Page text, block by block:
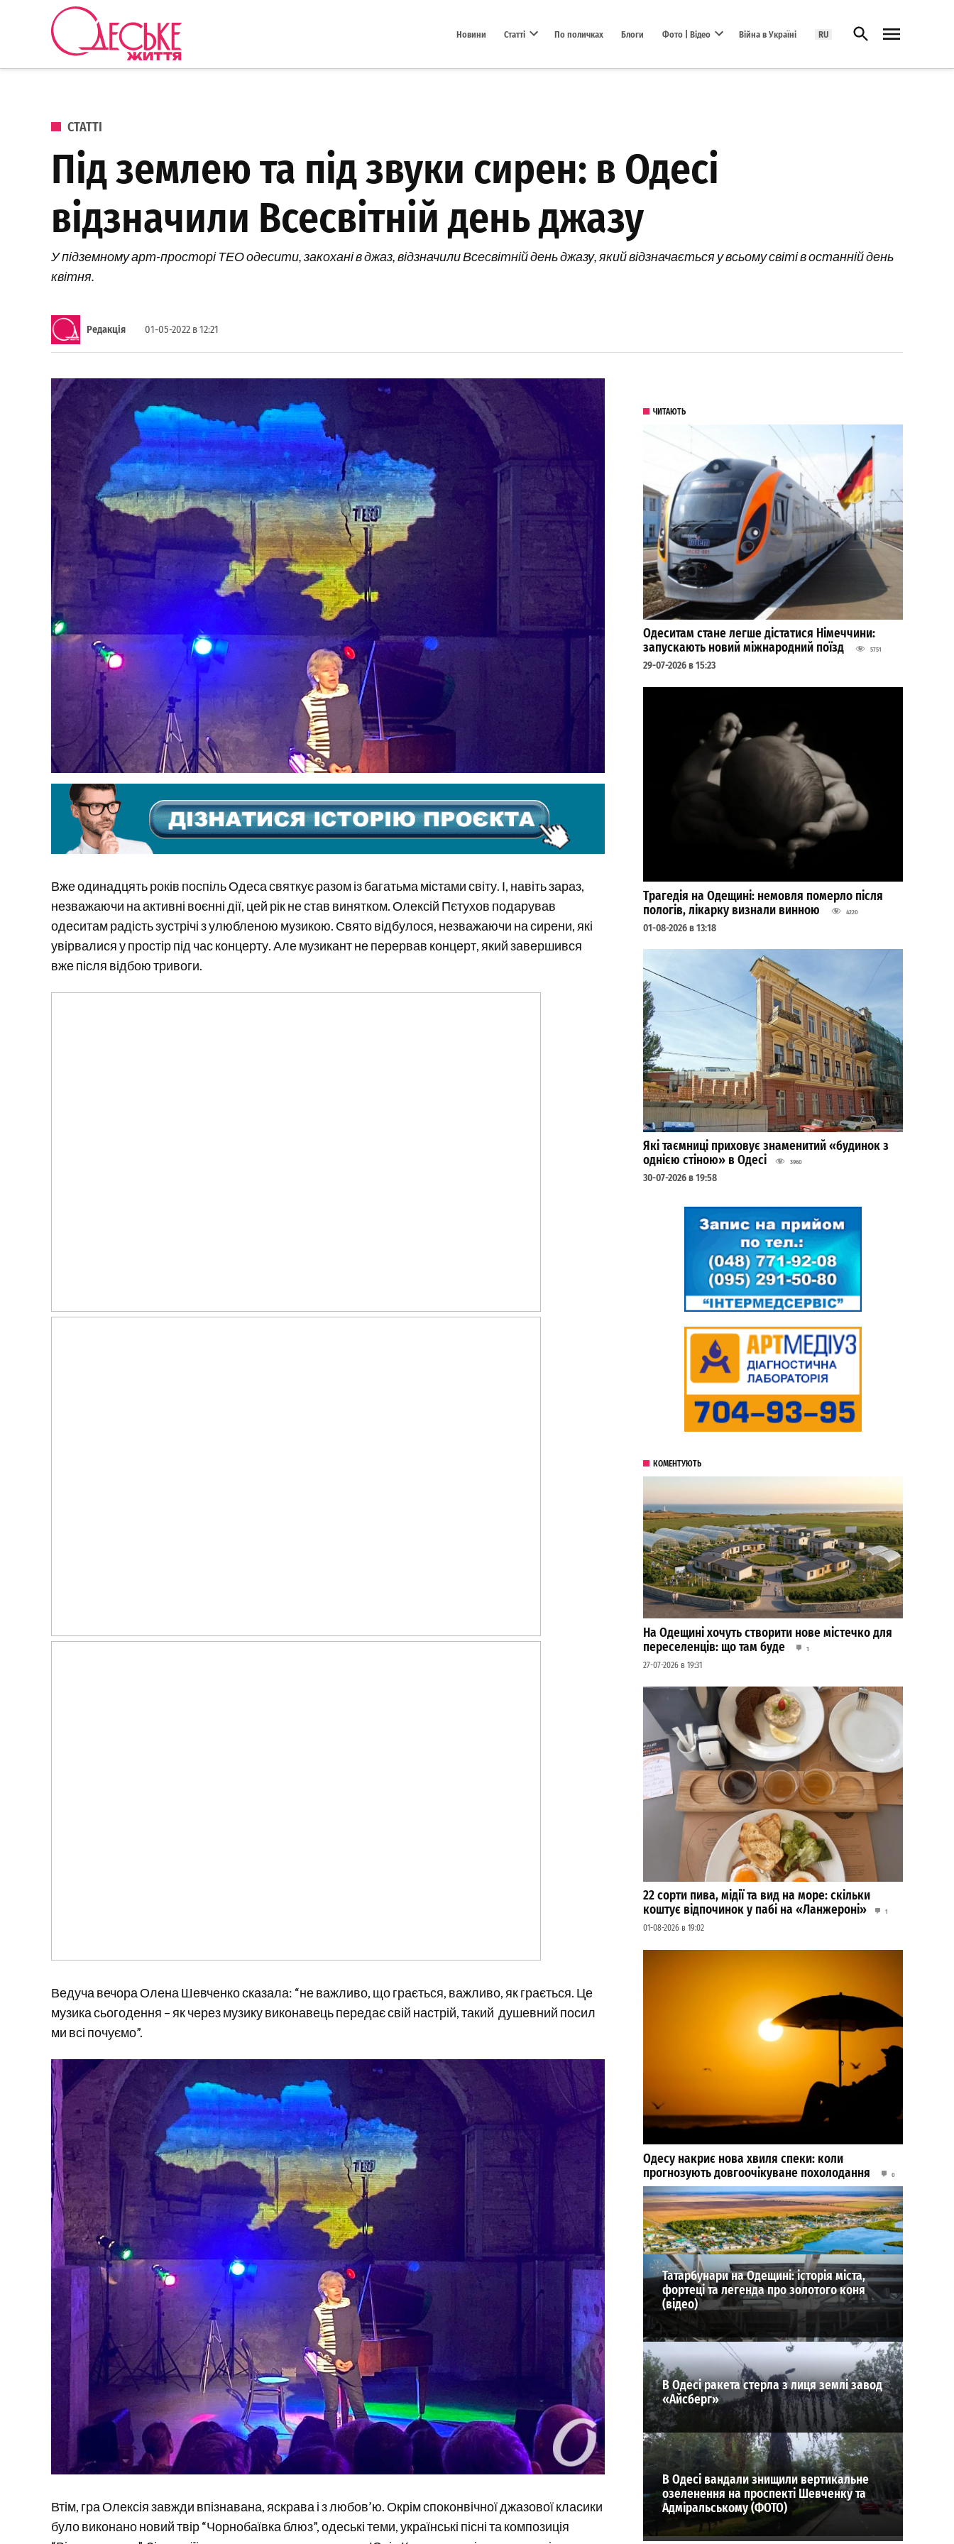
Перейти до вмісту
Новини Статті По поличках Блоги Фото | Відео Війна в Україні RU Відкрити пошук
ОПУБЛІКОВАНО В
СТАТТІ
Під землею та під звуки сирен: в Одесі
відзначили Всесвітній день джазу
У підземному арт-просторі ТЕО одесити, закохані в джаз, відзначили Всесвітній день джазу, який відзначається у всьому світі в останній день
квітня.
Редакція 01-05-2022 в 12:21
Вже одинадцять років поспіль Одеса святкує разом із багатьма містами світу. І, навіть зараз,
незважаючи на активні воєнні дії, цей рік не став винятком. Олексій Пєтухов подарував
одеситам радість зустрічі з улюбленою музикою. Свято відбулося, незважаючи на сирени, які
увірвалися у простір під час концерту. Але музикант не перервав концерт, який завершився
вже після відбою тривоги.
Ведуча вечора Олена Шевченко сказала: “не важливо, що грається, важливо, як грається. Це
музика сьогодення – як через музику виконавець передає свій настрій, такий душевний посил
ми всі почуємо”.
Втім, гра Олексія завжди впізнавана, яскрава і з любов’ю. Окрім споконвічної джазової класики
було виконано новий твір “Чорнобаївка блюз”, одеські теми, українські пісні та композиція
ЧИТАЮТЬ
Одеситам стане легше дістатися Німеччини:
запускають новий міжнародний поїзд
5751
29-07-2026 в 15:23
Трагедія на Одещині: немовля померло після
пологів, лікарку визнали винною
4220
01-08-2026 в 13:18
Які таємниці приховує знаменитий «будинок з
однією стіною» в Одесі
3960
30-07-2026 в 19:58
КОМЕНТУЮТЬ
На Одещині хочуть створити нове містечко для
переселенців: що там буде
1
27-07-2026 в 19:31
22 сорти пива, мідії та вид на море: скільки
коштує відпочинок у пабі на «Ланжероні»
1
01-08-2026 в 19:02
Одесу накриє нова хвиля спеки: коли
прогнозують довгоочікуване похолодання
0
03-08-2026 в 19:24
ВИБІР РЕДАКЦІЇ
Татарбунари на Одещині: історія міста,
фортеці та легенда про золотого коня
(відео)
В Одесі ракета стерла з лиця землі завод
«Айсберг»
В Одесі вандали знищили вертикальне
озеленення на проспекті Шевченку та
Адміральському (ФОТО)